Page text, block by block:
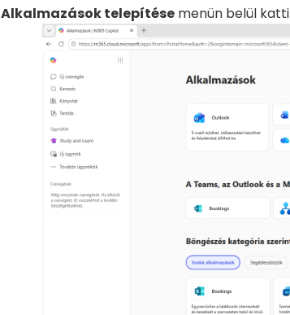
Alkalmazások telepítésemenün belül